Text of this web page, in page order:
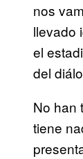
nos
llevado
el
del
No han
tiene